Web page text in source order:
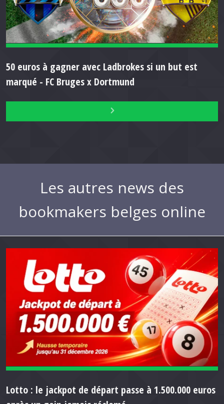
50 euros à gagner avec Ladbrokes si un but est
marqué - FC Bruges x Dortmund
Les autres news des
bookmakers belges online
Lotto : le jackpot de départ passe à 1.500.000 euros